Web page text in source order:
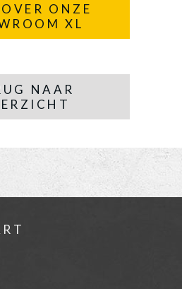
ONZE
XL
NAAR